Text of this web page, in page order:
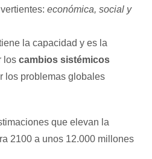
económica, social y
la capacidad y es la
los cambios sistémicos
los problemas globales
que elevan la
2100 a unos 12.000 millones